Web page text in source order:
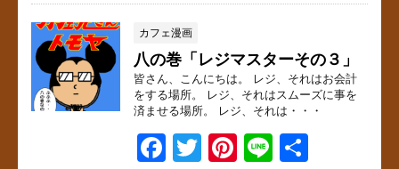
c
e
b
o
o
k
tt
er
st
e
カフェ漫画
八の巻「レジマスターその３」
皆さん、こんにちは。 レジ、それはお会計
をする場所。 レジ、それはスムーズに事を
済ませる場所。 レジ、それは・・・
F
T
Pi
Li